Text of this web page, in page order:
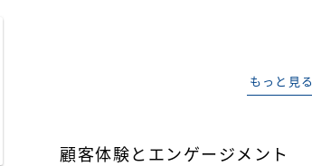
もっと見る
顧客体験とエンゲージメント